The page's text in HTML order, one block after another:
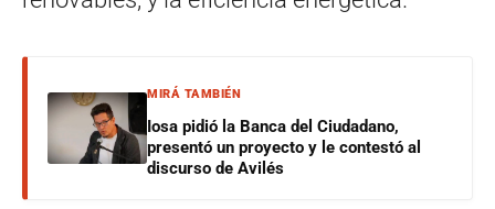
MIRÁ TAMBIÉN
Iosa pidió la Banca del Ciudadano,
presentó un proyecto y le contestó al
discurso de Avilés